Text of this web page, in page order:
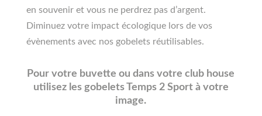
en souvenir et vous ne perdrez pas d’argent.
Diminuez votre impact écologique lors de vos
évènements avec nos gobelets réutilisables.
Pour votre buvette ou dans votre club house
utilisez les gobelets Temps 2 Sport à votre
image.